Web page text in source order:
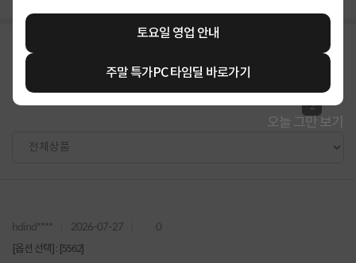
토요일 영업 안내
주말 특가PC 타임딜 바로가기
오늘 그만 보기
2
hdind**** 2026-07-27 0
[옵션 선택] : [5562]